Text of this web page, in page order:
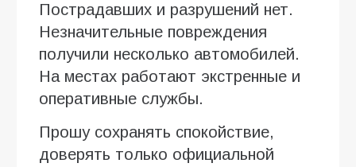
Пострадавших и разрушений нет.
Незначительные повреждения
получили несколько автомобилей.
На местах работают экстренные и
оперативные службы.
Прошу сохранять спокойствие,
доверять только официальной